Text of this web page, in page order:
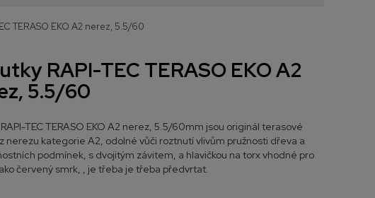
TERASO EKO A2 nerez, 5.5/60
RAPI-TEC TERASO EKO A2
5.5/60
TEC TERASO EKO A2 nerez, 5.5/60mm jsou originál terasové
nerezu kategorie A2, odolné vůči roztnutí vlivům pružnosti dřeva a
podmínek, s dvojitým závitem, a hlavičkou na torx vhodné pro
červený smrk, , je třeba je třeba předvrtat.